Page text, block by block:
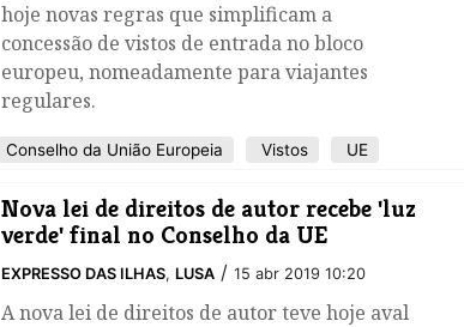
hoje novas regras que simplificam a
concessão de vistos de entrada no bloco
europeu, nomeadamente para viajantes
regulares.
Conselho da União Europeia Vistos UE
Nova lei de direitos de autor recebe 'luz
verde' final no Conselho da UE
EXPRESSO DAS ILHAS, LUSA / 15 abr 2019 10:20
A nova lei de direitos de autor teve hoje aval